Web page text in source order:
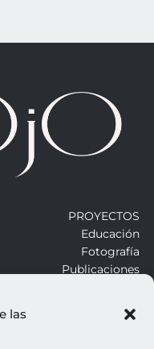
las
PROYECTOS
Educación
Fotografía
Publicaciones
ALROJO